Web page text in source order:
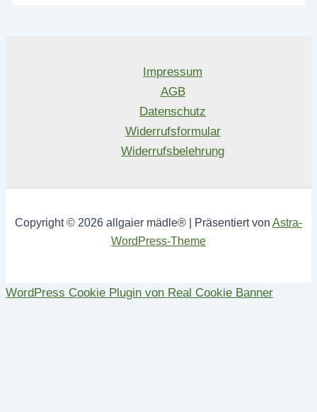
Impressum
AGB
Datenschutz
Widerrufsformular
Widerrufsbelehrung
Copyright © 2026 allgaier mädle® | Präsentiert von Astra-
WordPress-Theme
WordPress Cookie Plugin von Real Cookie Banner